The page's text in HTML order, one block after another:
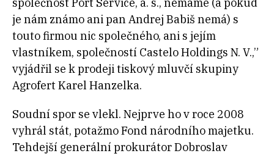
společnost Port Service, a. s., nemáme (a pokud
je nám známo ani pan Andrej Babiš nemá) s
touto firmou nic společného, ani s jejím
vlastníkem, společností Castelo Holdings N. V.,”
vyjádřil se k prodeji tiskový mluvčí skupiny
Agrofert Karel Hanzelka.
Soudní spor se vlekl. Nejprve ho v roce 2008
vyhrál stát, potažmo Fond národního majetku.
Tehdejší generální prokurátor Dobroslav